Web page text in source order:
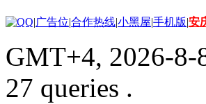
|广告位|合作热线|小黑屋|手机版|安
GMT+4, 2026-8-
27 queries .